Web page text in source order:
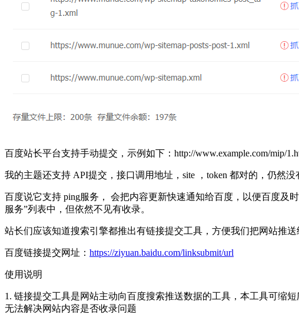
百度站长平台支持手动提交，示例如下：http://www.example.com/mip/
我的主题还支持 API提交，接口调用地址，site ，token 都对的，仍然没
百度说它支持 ping服务， 会把内容更新快速通知给百度，以便百度及
服务”列表中，但依然不见有收录。
站长们应该知道搜索引擎都推出有链接提交工具，方便我们把网站推
百度链接提交网址： https://ziyuan.baidu.com/linksubmit/url
使用说明
1. 链接提交工具是网站主动向百度搜索推送数据的工具，本工具可缩
无法解决网站内容是否收录问题